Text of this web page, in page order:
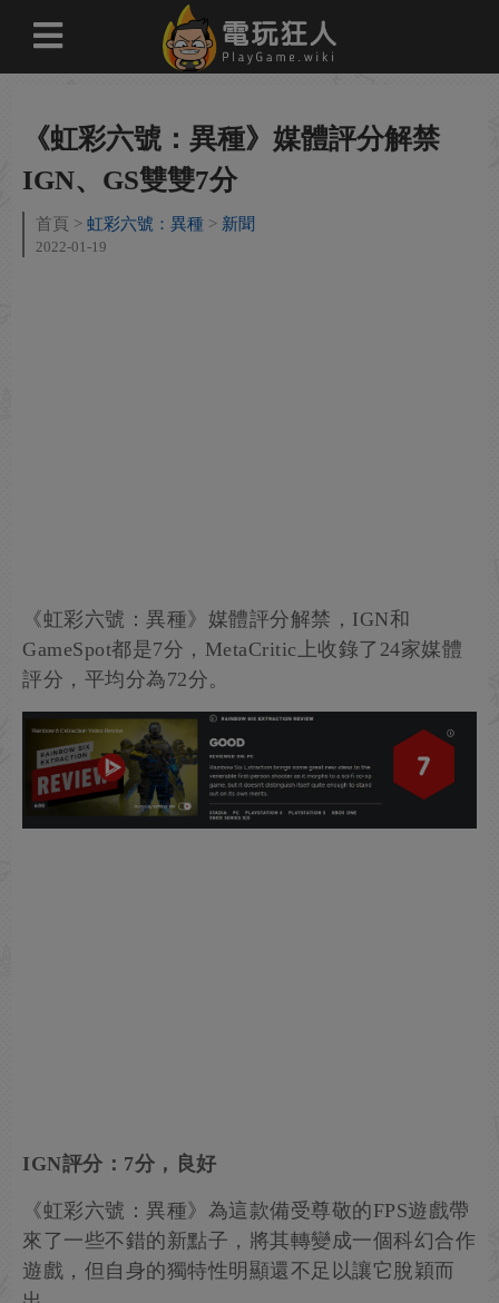
《虹彩六號：異種》媒體評分解禁
IGN、GS雙雙7分
首頁 虹彩六號：異種 新聞
2022-01-19
《虹彩六號：異種》媒體評分解禁，IGN和
GameSpot都是7分，MetaCritic上收錄了24家媒體
評分，平均分為72分。
IGN評分：7分，良好
《虹彩六號：異種》為這款備受尊敬的FPS遊戲帶
來了一些不錯的新點子，將其轉變成一個科幻合作
遊戲，但自身的獨特性明顯還不足以讓它脫穎而